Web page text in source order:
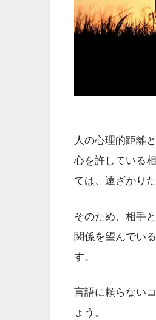
人の心理的距離
心を許している
ては、遠ざかり
そのため、相手
関係を望んでい
す。
言語に頼らない
ょう。